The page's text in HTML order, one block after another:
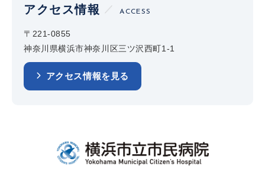
アクセス情報 ACCESS
〒221-0855
神奈川県横浜市神奈川区三ツ沢西町1-1
アクセス情報を見る